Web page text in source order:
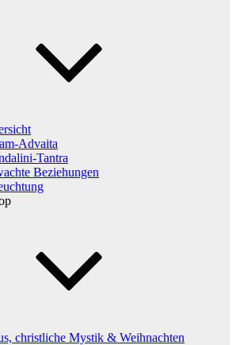
Advaita
Tantra
Beziehungen
christliche Mystik & Weihnachten